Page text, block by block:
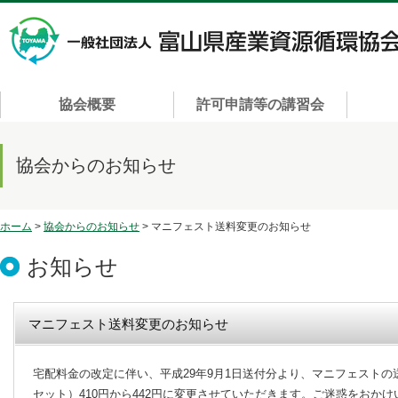
協会概要 許可申請等の講習会
協会からのお知らせ
ホーム > 協会からのお知らせ > マニフェスト送料変更のお知らせ
お知らせ
マニフェスト送料変更のお知らせ
宅配料金の改定に伴い、平成29年9月1日送付分より、マニフェスト
セット）410円から442円に変更させていただきます。ご迷惑をおか